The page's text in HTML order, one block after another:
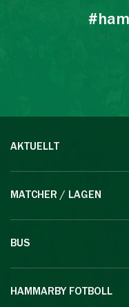
AKTUELLT
MATCHER / LAGEN
BUS
HAMMARBY FOTBOLL